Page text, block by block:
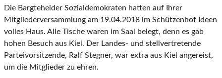
Die Bargteheider Sozialdemokraten hatten auf Ihrer
Mitgliederversammlung am 19.04.2018 im Schützenhof Ideen
volles Haus. Alle Tische waren im Saal belegt, denn es gab
hohen Besuch aus Kiel. Der Landes- und stellvertretende
Parteivorsitzende, Ralf Stegner, war extra aus Kiel angereist,
um die Mitglieder zu ehren.